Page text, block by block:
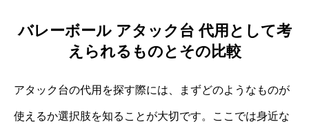
バレーボール アタック台 代用として考
えられるものとその比較
アタック台の代用を探す際には、まずどのようなものが
使えるか選択肢を知ることが大切です。ここでは身近な